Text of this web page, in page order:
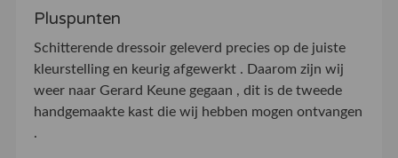
Pluspunten
Schitterende dressoir geleverd precies op de juiste
kleurstelling en keurig afgewerkt . Daarom zijn wij
weer naar Gerard Keune gegaan , dit is de tweede
handgemaakte kast die wij hebben mogen ontvangen
.